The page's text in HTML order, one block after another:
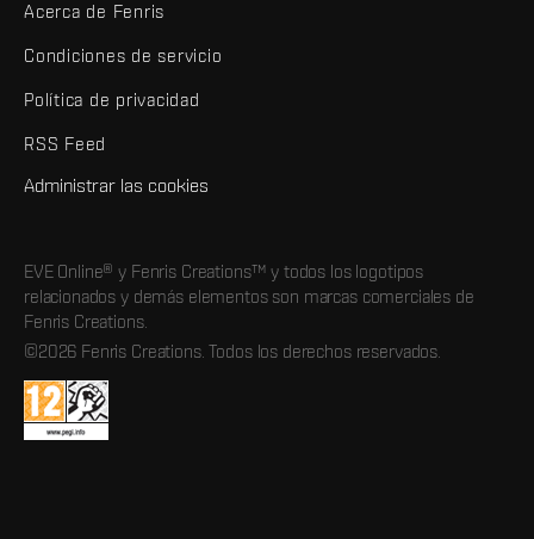
Acerca de Fenris
Condiciones de servicio
Política de privacidad
RSS Feed
Administrar las cookies
EVE Online® y Fenris Creations™ y todos los logotipos
relacionados y demás elementos son marcas comerciales de
Fenris Creations.
©2026 Fenris Creations. Todos los derechos reservados.